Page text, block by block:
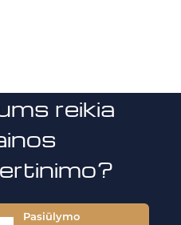
reikia
Pasiūlymo